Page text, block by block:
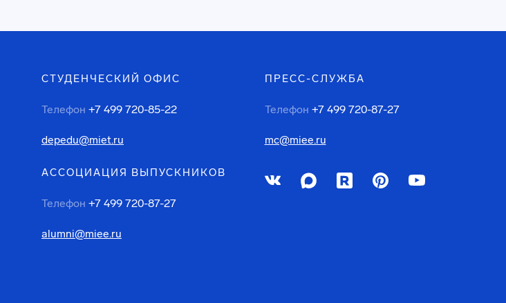
СТУДЕНЧЕСКИЙ ОФИС
Телефон +7 499 720-85-22
depedu@miet.ru
АССОЦИАЦИЯ ВЫПУСКНИКОВ
Телефон +7 499 720-87-27
alumni@miee.ru
ПРЕСС-СЛУЖБА
Телефон +7 499 720-87-27
mc@miee.ru